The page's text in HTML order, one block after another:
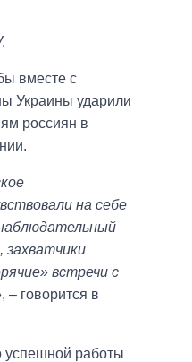
вместе с
Украины ударили
россиян в
на себе
захватчики
встречи с
, – говорится в
успешной работы